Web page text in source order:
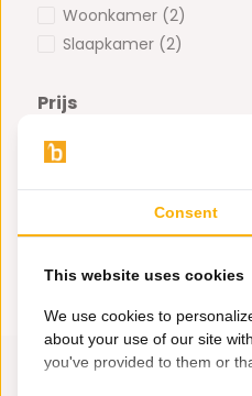
Woonkamer (2)
Slaapkamer (2)
Prijs
Consent
This website uses cookies
We use cookies to
about your use of our site
you've provided to them or